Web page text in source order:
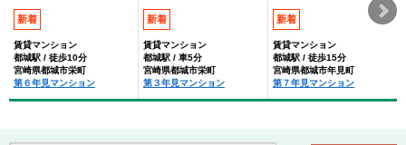
新着
賃貸マンション
都城駅 / 徒歩10分
宮崎県都城市栄町
第６年見マンション
新着
賃貸マンション
都城駅 / 車5分
宮崎県都城市栄町
第３年見マンション
新着
賃貸マンション
都城駅 / 徒歩15分
宮崎県都城市年見町
第７年見マンション